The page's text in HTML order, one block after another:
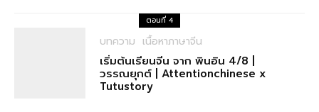
ตอนที่ 4
บทความ เนื้อหาภาษาจีน
เริ่มต้นเรียนจีน จาก พินอิน 4/8 |
วรรณยุกต์ | Attentionchinese x
Tutustory